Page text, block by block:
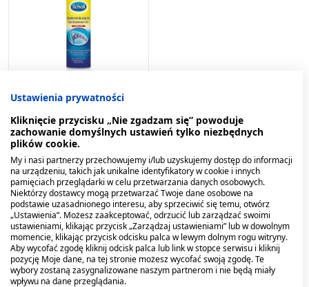
Scholl, dezodorant do
22,29 zł
1Przedmiot Pokaż
Ustawienia prywatności
Kliknięcie przycisku „Nie zgadzam się” powoduje
zachowanie domyślnych ustawień tylko niezbędnych
plików cookie.
My i nasi partnerzy przechowujemy i/lub uzyskujemy dostęp do informacji
na urządzeniu, takich jak unikalne identyfikatory w cookie i innych
pamięciach przeglądarki w celu przetwarzania danych osobowych.
Niektórzy dostawcy mogą przetwarzać Twoje dane osobowe na
podstawie uzasadnionego interesu, aby sprzeciwić się temu, otwórz
„Ustawienia”. Możesz zaakceptować, odrzucić lub zarządzać swoimi
ustawieniami, klikając przycisk „Zarządzaj ustawieniami” lub w dowolnym
momencie, klikając przycisk odcisku palca w lewym dolnym rogu witryny.
Aby wycofać zgodę kliknij odcisk palca lub link w stopce serwisu i kliknij
pozycję Moje dane, na tej stronie możesz wycofać swoją zgodę. Te
wybory zostaną zasygnalizowane naszym partnerom i nie będą miały
wpływu na dane przeglądania.